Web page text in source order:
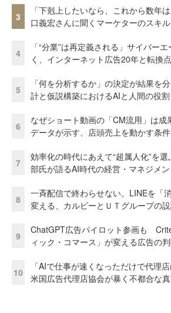
3
「下剋上したいなら、これから数年
口義宏さんに聞くマーケターのスキ
4
「“分業”は再定義される」サイバー
く、インターネット広告20年と転換点
5
「何を分析するか」の決定が結果を
計と仮説構築におけるAIと人間の役割
6
なぜショート動画の「CM流用」は成
データが示す、店頭売上を動かす条件
7
効率化の時代にあえて“超属人化”を
部氏が語るAI時代の経営・マネジメ
8
一斉配信で終わらせない。LINEを「
変える、カルビーとＵＴグループの
9
ChatGPT広告パイロット参画も
ィック・コマース」が変える広告の
10
「AIで仕事が速くなっただけで代理
米国広告代理店協会が暴く不都合な